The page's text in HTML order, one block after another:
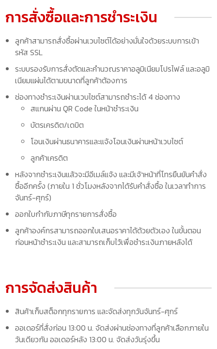
การสั่งซื้อและการชำระเงิน
ลูกค้าสามารถสั่งซื้อผ่านเวบไซต์ได้อย่างมั่นใจด้วยระบบการเข้า
รหัส SSL
ระบบรองรับการสั่งตัดและคำนวณราคาอลูมิเนียมโปรไฟล์ และอลูมิ
เนียมแผ่นได้ตามขนาดที่ลูกค้าต้องการ
ช่องทางชำระเงินผ่านเวบไซต์สามารถชำระได้ 4 ช่องทาง
สแกนผ่าน QR Code ในหน้าชำระเงิน
บัตรเครดิต/เดบิต
โอนเงินผ่านธนาคารและแจ้งโอนเงินผ่านหน้าเวบไซต์
ลูกค้าเครดิต
หลังจากชำระเงินแล้วจะมีอีเมล์แจ้ง และมีเจ้าหน้าที่โทรยืนยันคำสั่ง
ซื้ออีกครั้ง (ภายใน 1 ชั่วโมงหลังจากได้รับคำสั่งซื้อ ในเวลาทำการ
จันทร์-ศุกร์)
ออกใบกำกับภาษีทุกรายการสั่งซื้อ
ลูกค้าองค์กรสามารถออกใบเสนอราคาได้ด้วยตัวเอง ในขั้นตอน
ก่อนหน้าชำระเงิน และสามารถเก็บไว้เพื่อชำระเงินภายหลังได้
การจัดส่งสินค้า
สินค้าเก็บสต็อกทุกรายการ และจัดส่งทุกวันจันทร์-ศุกร์
ออเดอร์ที่สั่งก่อน 13:00 น. จัดส่งผ่านช่องทางที่ลูกค้าเลือกภายใน
วันเดียวกัน ออเดอร์หลัง 13:00 น. จัดส่งวันรุ่งขึ้น